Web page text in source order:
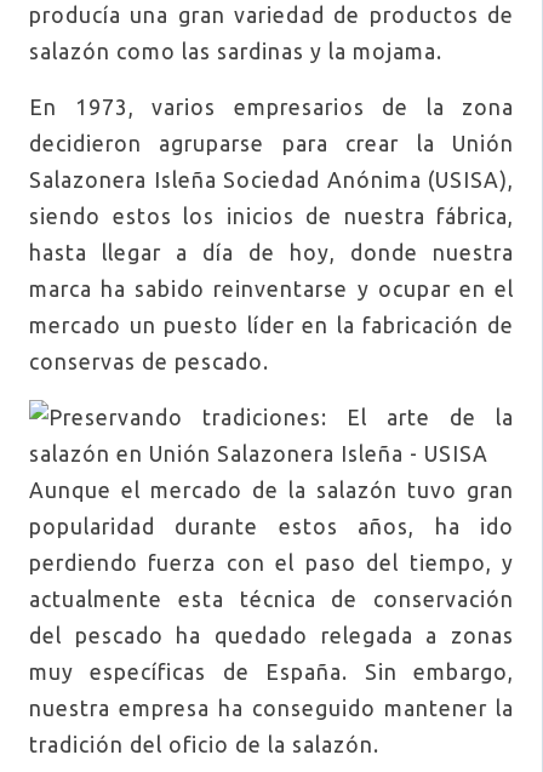
producía una gran variedad de productos de
salazón como las sardinas y la mojama.
En 1973, varios empresarios de la zona
decidieron agruparse para crear la Unión
Salazonera Isleña Sociedad Anónima (USISA),
siendo estos los inicios de nuestra fábrica,
hasta llegar a día de hoy, donde nuestra
marca ha sabido reinventarse y ocupar en el
mercado un puesto líder en la fabricación de
conservas de pescado.
Aunque el mercado de la salazón tuvo gran
popularidad durante estos años, ha ido
perdiendo fuerza con el paso del tiempo, y
actualmente esta técnica de conservación
del pescado ha quedado relegada a zonas
muy específicas de España. Sin embargo,
nuestra empresa ha conseguido mantener la
tradición del oficio de la salazón.